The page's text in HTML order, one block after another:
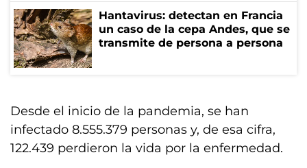
Hantavirus: detectan en Francia
un caso de la cepa Andes, que se
transmite de persona a persona
Desde el inicio de la pandemia, se han
infectado 8.555.379 personas y, de esa cifra,
122.439 perdieron la vida por la enfermedad.